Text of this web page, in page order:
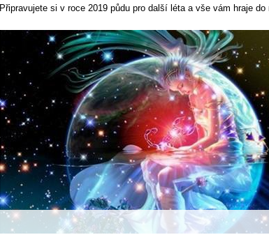
Připravujete si v roce 2019 půdu pro další léta a vše vám hraje do